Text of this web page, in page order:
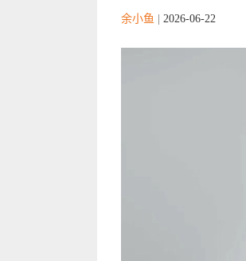
余小鱼 2026-06-22